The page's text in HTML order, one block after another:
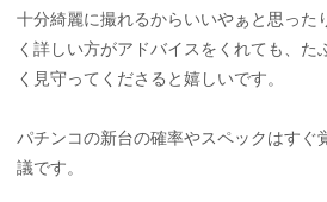
十分綺麗に撮れるからいいやぁと思った
く詳しい方がアドバイスをくれても、た
く見守ってくださると嬉しいです。
パチンコの新台の確率やスペックはす
議です。